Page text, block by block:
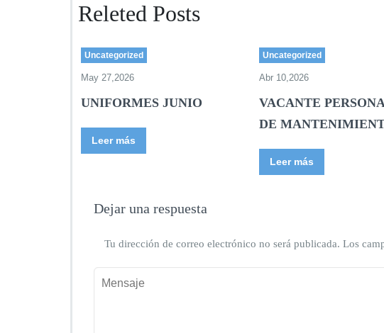
Releted Posts
Uncategorized
May 27,2026
UNIFORMES JUNIO
Leer más
Uncategorized
Abr 10,2026
VACANTE
DE
Leer más
Dejar una respuesta
Tu dirección de correo electrónico no será publicada. Los